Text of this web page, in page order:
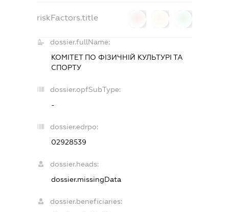
riskFactors.title
dossier.fullName:
КОМІТЕТ ПО ФІЗИЧНІЙ КУЛЬТУРІ ТА
СПОРТУ
dossier.opfSubType:
-
dossier.edrpo:
02928539
dossier.heads:
dossier.missingData
dossier.beneficiaries: